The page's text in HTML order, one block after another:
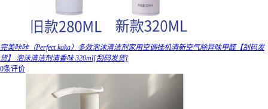
完美咔咔（Perfect kaka）多效泡沫清洁剂家用空调挂机清新空气除异味甲醛【刮码发
货】 泡沫清洁剂清香味 320ml[刮码发货]
0条评价